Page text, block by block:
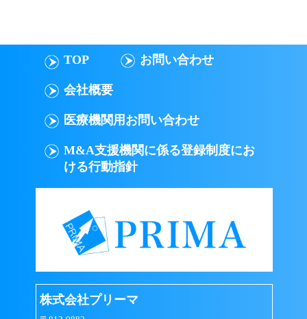
TOP お問い合わせ
会社概要
医療機関用お問い合わせ
M&A支援機関に係る登録制度にお
ける行動指針
株式会社プリーマ